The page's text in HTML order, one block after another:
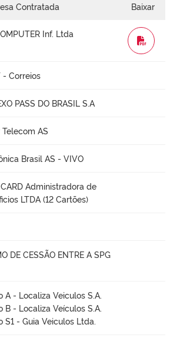
Contratada Baixar
Inf. Ltda
WORD
- Correios
PASS DO BRASIL S.A
AS
Brasil AS - VIVO
Administradora de
LTDA (12 Cartões)
DE CESSÃO ENTRE A SPG
A - Localiza Veiculos S.A.
B - Localiza Veículos S.A.
S1 - Guia Veiculos Ltda.